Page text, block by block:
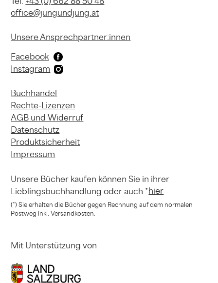
office@jungundjung.at
Unsere Ansprechpartner:innen
Facebook
Instagram
Buchhandel
Rechte-Lizenzen
AGB und Widerruf
Datenschutz
Produktsicherheit
Impressum
Unsere Bücher kaufen könnenSie in ihrer
Lieblingsbuchhandlung oder auch *hier
(*) Sie erhalten die Bücher gegen Rechnung auf dem normalen
Postweg inkl. Versandkosten.
Mit Unterstützung von